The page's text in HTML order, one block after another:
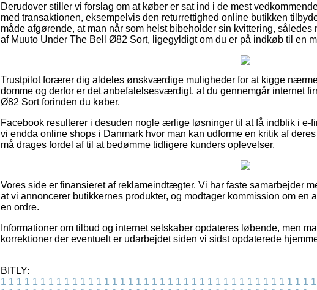
Derudover stiller vi forslag om at køber er sat ind i de mest
med transaktionen, eksempelvis den returrettighed online butikken
måde afgørende, at man når som helst bibeholder sin kvittering,
af Muuto Under The Bell Ø82 Sort, ligegyldigt om du er på indkøb til en
Trustpilot forærer dig aldeles ønskværdige muligheder for at kigge
domme og derfor er det anbefalelsesværdigt, at du gennemgår internet
Ø82 Sort forinden du køber.
Facebook resulterer i desuden nogle ærlige løsninger til at få indblik i e-
vi endda online shops i Danmark hvor man kan udforme en kritik af
må drages fordel af til at bedømme tidligere kunders oplevelser.
Vores side er finansieret af reklameindtægter. Vi har faste samarbejder
at vi annoncerer butikkernes produkter, og modtager kommission om en
en ordre.
Informationer om tilbud og internet selskaber opdateres løbende, men
korrektioner der eventuelt er udarbejdet siden vi sidst opdaterede
BITLY:
1 1 1 1 1 1 1 1 1 1 1 1 1 1 1 1 1 1 1 1 1 1 1 1 1 1 1 1 1 1 1 1 1 1 1 1 1 1 1 1